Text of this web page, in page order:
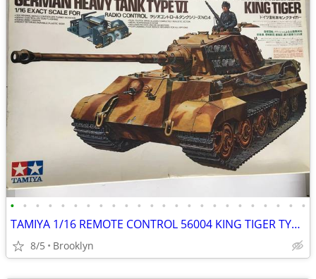
• • • • • • • • • • • • • • • • • • • • • • • •
TAMIYA 1/16 REMOTE CONTROL 56004 KING TIGER TYPE VI GERMAN TANK RADIO
8/5 Brooklyn